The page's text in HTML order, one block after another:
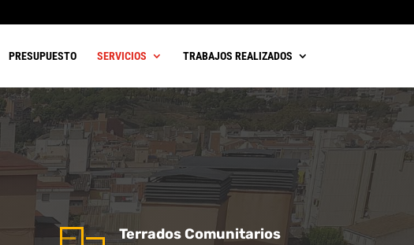
PRESUPUESTO SERVICIOS TRABAJOS REALIZADOS
Terrados Comunitarios